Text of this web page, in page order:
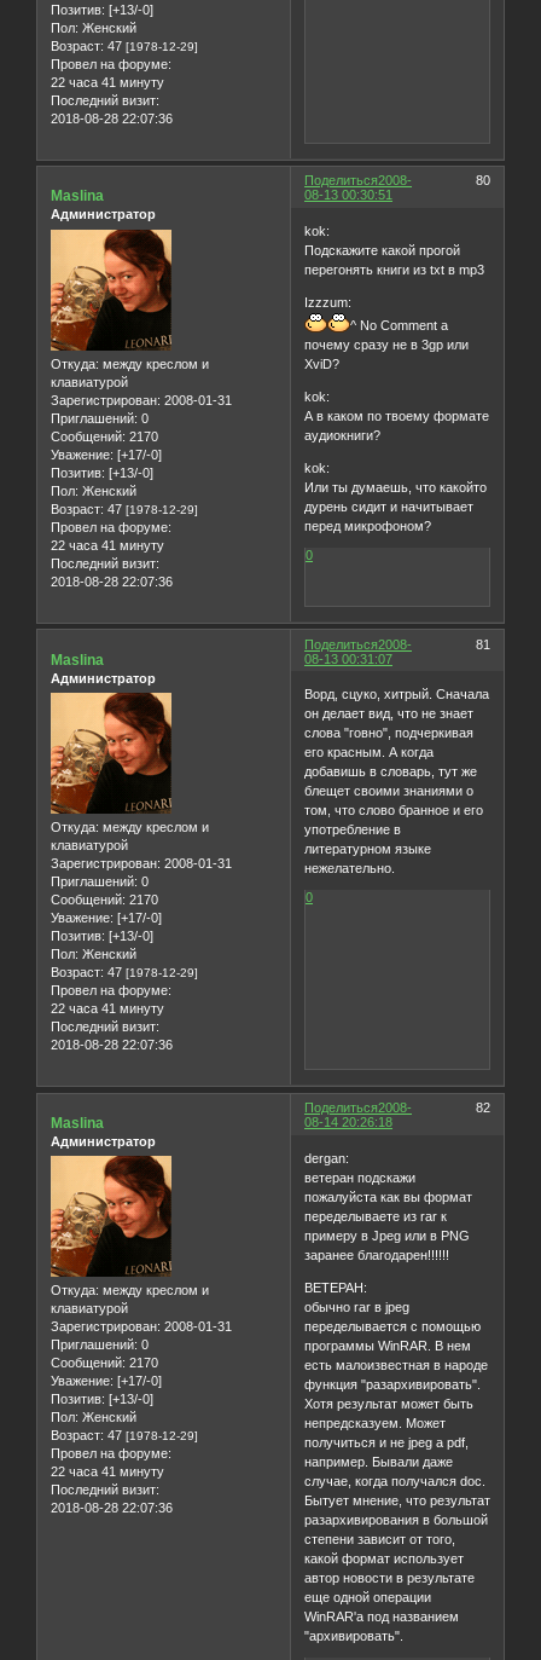
Позитив: [+13/-0]
Пол: Женский
Возраст: 47 [1978-12-29]
Провел на форуме:
22 часа 41 минуту
Последний визит:
2018-08-28 22:07:36
Поделиться 80
2008-
08-13 00:30:51
Maslina
Администратор
Откуда: между креслом и
клавиатурой
Зарегистрирован: 2008-01-31
Приглашений: 0
Сообщений: 2170
Уважение: [+17/-0]
Позитив: [+13/-0]
Пол: Женский
Возраст: 47 [1978-12-29]
Провел на форуме:
22 часа 41 минуту
Последний визит:
2018-08-28 22:07:36
kok:
Подскажите какой прогой
перегонять книги из txt в mp3
Izzzum:
^ No Comment а
почему сразу не в 3gp или
XviD?
kok:
А в каком по твоему формате
аудиокниги?
kok:
Или ты думаешь, что какойто
дурень сидит и начитывает
перед микрофоном?
0
Поделиться 81
2008-
08-13 00:31:07
Maslina
Администратор
Откуда: между креслом и
клавиатурой
Зарегистрирован: 2008-01-31
Приглашений: 0
Сообщений: 2170
Уважение: [+17/-0]
Позитив: [+13/-0]
Пол: Женский
Возраст: 47 [1978-12-29]
Провел на форуме:
22 часа 41 минуту
Последний визит:
2018-08-28 22:07:36
Ворд, сцуко, хитрый. Сначала
он делает вид, что не знает
слова "говно", подчеркивая
его красным. А когда
добавишь в словарь, тут же
блещет своими знаниями о
том, что слово бранное и его
употребление в
литературном языке
нежелательно.
0
Поделиться 82
2008-
08-14 20:26:18
Maslina
Администратор
Откуда: между креслом и
клавиатурой
Зарегистрирован: 2008-01-31
Приглашений: 0
Сообщений: 2170
Уважение: [+17/-0]
Позитив: [+13/-0]
Пол: Женский
Возраст: 47 [1978-12-29]
Провел на форуме:
22 часа 41 минуту
Последний визит:
2018-08-28 22:07:36
dergan:
ветеран подскажи
пожалуйста как вы формат
переделываете из rar к
примеру в Jpeg или в PNG
заранее благодарен!!!!!!
BETEPAH:
обычно rar в jpeg
переделывается с помощью
программы WinRAR. В нем
есть малоизвестная в народе
функция "разархивировать".
Хотя результат может быть
непредсказуем. Может
получиться и не jpeg а pdf,
например. Бывали даже
случае, когда получался doc.
Бытует мнение, что результат
разархивирования в большой
степени зависит от того,
какой формат использует
автор новости в результате
еще одной операции
WinRAR'a под названием
"архивировать".